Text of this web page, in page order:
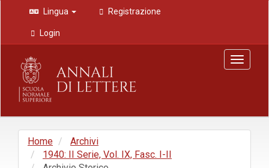
Navigazione
principale
Contenuto
principale
Barra
laterale
Lingua Registrazione
Login
Toggle
Home
Archivi
1940: II Serie, Vol. IX, Fasc. I-II